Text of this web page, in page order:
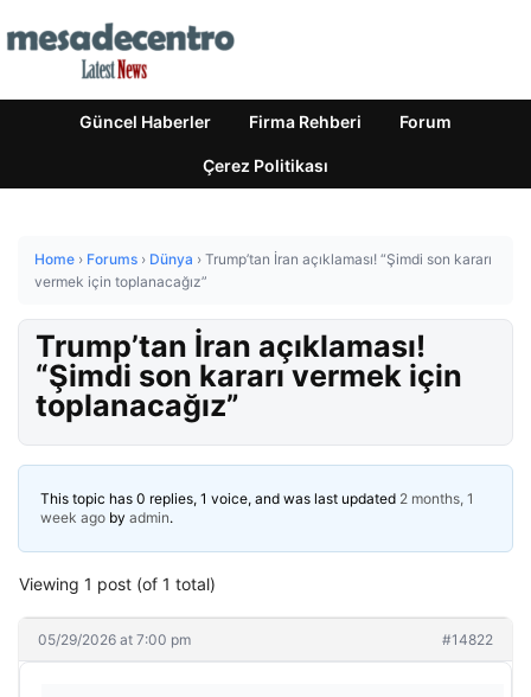
Güncel Haberler Firma Rehberi Forum
Çerez Politikası
Home › Forums › Dünya › Trump’tan İran açıklaması! “Şimdi son kararı
vermek için toplanacağız”
Trump’tan İran açıklaması!
“Şimdi son kararı vermek için
toplanacağız”
This topic has 0 replies, 1 voice, and was last updated 2 months, 1
week ago by admin.
Viewing 1 post (of 1 total)
05/29/2026 at 7:00 pm #14822